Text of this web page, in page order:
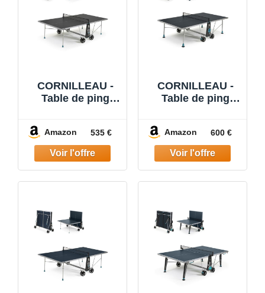
CORNILLEAU -
Table de ping
Loisir de Jardin -
Agrément FFTT -
Gris
Amazon 535 €
CORNILLEAU -
Table de ping
Loisir de Jardin -
Agrément FFTT -
Bleu
Amazon 600 €